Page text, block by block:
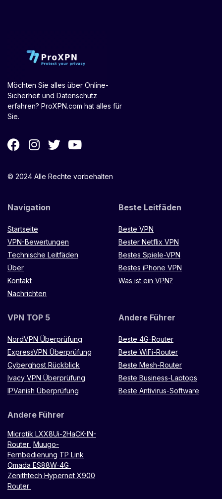
Möchten Sie alles über Online-
Sicherheit und Datenschutz
erfahren? ProXPN.com hat alles für
Sie.
© 2024 Alle Rechte vorbehalten
Navigation
Startseite
VPN-Bewertungen
Technische Leitfäden
Über
Kontakt
Nachrichten
Beste Leitfäden
Beste VPN
Bester Netflix VPN
Bestes Spiele-VPN
Bestes iPhone VPN
Was ist ein VPN?
VPN TOP 5
NordVPN Überprüfung
ExpressVPN Überprüfung
Cyberghost Rückblick
Ivacy VPN Überprüfung
IPVanish Überprüfung
Andere Führer
Beste 4G-Router
Beste WiFi-Router
Beste Mesh-Router
Beste Business-Laptops
Beste Antivirus-Software
Andere Führer
Microtik LXX8Ui-2HaCK-IN-
Router Muugo-
Fernbedienung TP Link
Omada ES88W-4G
Zenithtech Hypernet X900
Router